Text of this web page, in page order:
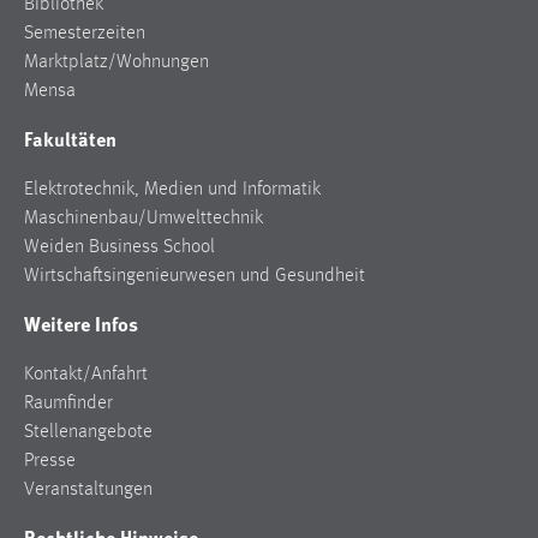
Bibliothek
Semesterzeiten
Marktplatz/Wohnungen
Mensa
Fakultäten
Elektrotechnik, Medien und Informatik
Maschinenbau/Umwelttechnik
Weiden Business School
Wirtschaftsingenieurwesen und Gesundheit
Weitere Infos
Kontakt/Anfahrt
Raumfinder
Stellenangebote
Presse
Veranstaltungen
Zweck:
einloggen zu können.
24 Stunden
STATISTIK
Statistik Cookies erfassen Informationen anonym.
unsere Besucher unsere Website nutzen.
Matomo
Name: